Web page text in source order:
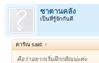
ซาตานคลั่ง
เป็นที่รู้จักกันดี
ดารัณ said: ↑
คือว่าอยากเริ่มฝึกกสิณน่ะค่ะ